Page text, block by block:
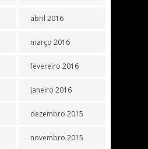
abril 2016
março 2016
fevereiro 2016
janeiro 2016
dezembro 2015
novembro 2015